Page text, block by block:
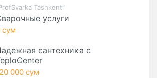
Tashkent"
услуги
сум
сантехника с
000 сум